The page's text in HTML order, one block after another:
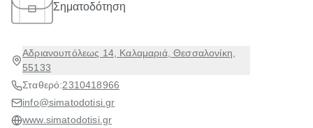
Σηματοδότηση
Αδριανουπόλεως 14, Καλαμαριά, Θεσσαλονίκη,
55133
Σταθερό:2310418966
info@simatodotisi.gr
www.simatodotisi.gr